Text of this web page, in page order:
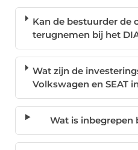
Kan de bestuurder de
terugnemen bij het
Wat zijn de
Volkswagen en SEAT
Wat is inbegrepen